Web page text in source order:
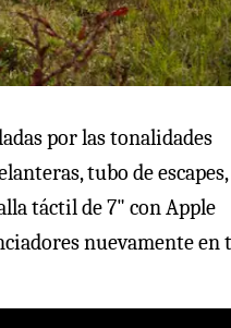
por las tonalidades
tubo de escapes,
táctil de 7" con Apple
nuevamente en